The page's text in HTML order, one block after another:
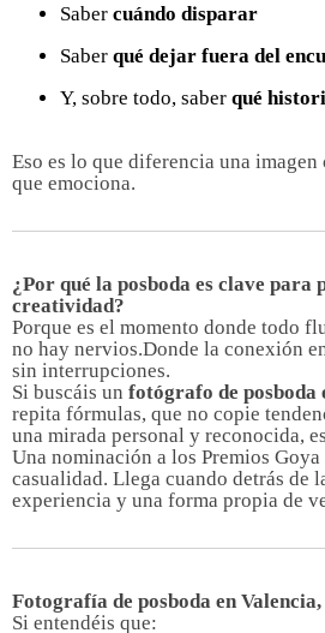
Saber cuándo disparar
Saber qué dejar fuera del
Y, sobre todo, saber qué
Eso es lo que diferencia una imagen
que emociona.
¿Por qué la posboda es clave para
creatividad?
Porque es el momento donde todo
no hay nervios.Donde la conexión
sin interrupciones.
Si buscáis un fotógrafo de posboda
repita fórmulas, que no copie
una mirada personal y reconocida,
Una nominación a los Premios
casualidad. Llega cuando detrás de
experiencia y una forma propia de
Fotografía de posboda en
Si entendéis que: